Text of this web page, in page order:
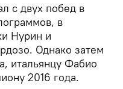
с двух побед в
в
Нурин и
Однако затем
итальянцу Фабио
2016 года.